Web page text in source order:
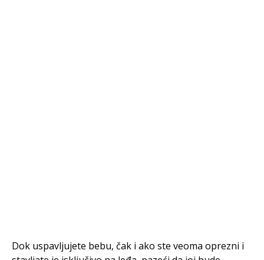
Dok uspavljujete bebu, čak i ako ste veoma oprezni i